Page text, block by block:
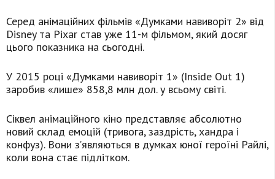
Серед анімаційних фільмів «Думками навиворіт 2» від
Disney та Pixar став уже 11-м фільмом, який досяг
цього показника на сьогодні.
У 2015 році «Думками навиворіт 1» (Inside Out 1)
заробив «лише» 858,8 млн дол. у всьому світі.
Сіквел анімаційного кіно представляє абсолютно
новий склад емоцій (тривога, заздрість, хандра і
конфуз). Вони з’являються в думках юної героїні Райлі,
коли вона стає підлітком.